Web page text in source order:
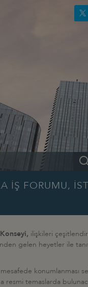
İŞ FORUMU,
ilişkileri
gelen heyetler ile
konumlanması
temaslarda